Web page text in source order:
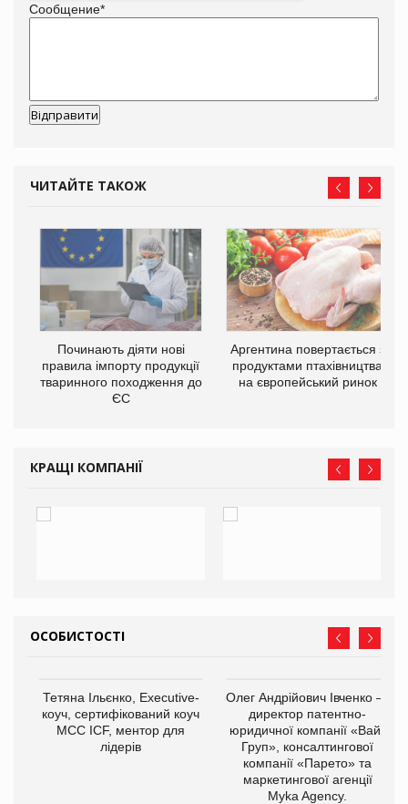
Сообщение*
ЧИТАЙТЕ ТАКОЖ
Починають діяти нові
правила імпорту продукції
тваринного походження до
ЄС
Аргентина повертається з
продуктами птахівництва
на європейський ринок
КРАЩІ КОМПАНІЇ
ОСОБИСТОСТІ
Тетяна Ільєнко, Executive-
коуч, сертифікований коуч
МСС ICF, ментор для
лідерів
Олег Андрійович Івченко —
директор патентно-
юридичної компанії «Вайз
Груп», консалтингової
компанії «Парето» та
маркетингової агенції
Myka Agency.